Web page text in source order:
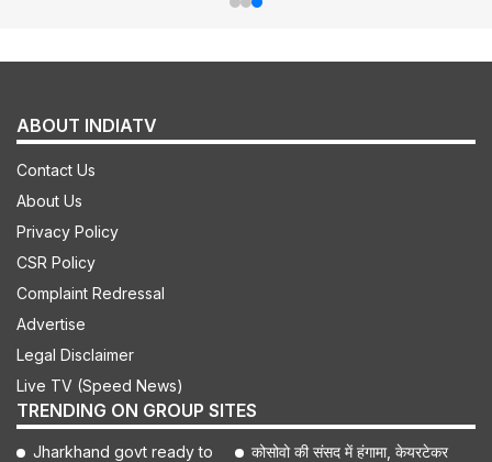
ABOUT INDIATV
Contact Us
About Us
Privacy Policy
CSR Policy
Complaint Redressal
Advertise
Legal Disclaimer
Live TV (Speed News)
TRENDING ON GROUP SITES
Jharkhand govt ready to
कोसोवो की संसद में हंगामा, केयरटेकर